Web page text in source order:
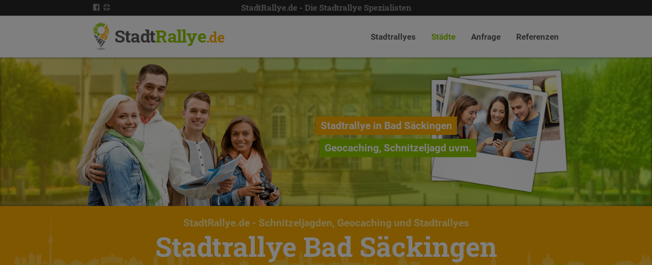
StadtRallye.de - Die Stadtrallye Spezialisten
StadtRallye.de Stadtrallyes Städte Anfrage Referenzen
Stadtrallye in Bad Säckingen
Geocaching, Schnitzeljagd uvm.
StadtRallye.de- Schnitzeljagden, Geocaching und Stadtrallyes
Stadtrallye Bad Säckingen